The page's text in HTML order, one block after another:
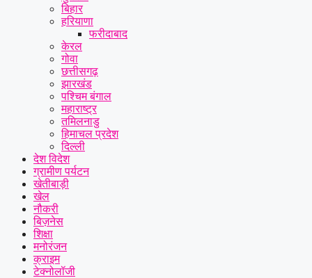
बिहार
हरियाणा
फरीदाबाद
केरल
गोवा
छत्तीसगढ़
झारखंड
पश्चिम बंगाल
महाराष्ट्र
तमिलनाडु
हिमाचल प्रदेश
दिल्ली
देश विदेश
ग्रामीण पर्यटन
खेतीबाड़ी
खेल
नौकरी
बिज़नेस
शिक्षा
मनोरंजन
क्राइम
टेक्नोलॉजी